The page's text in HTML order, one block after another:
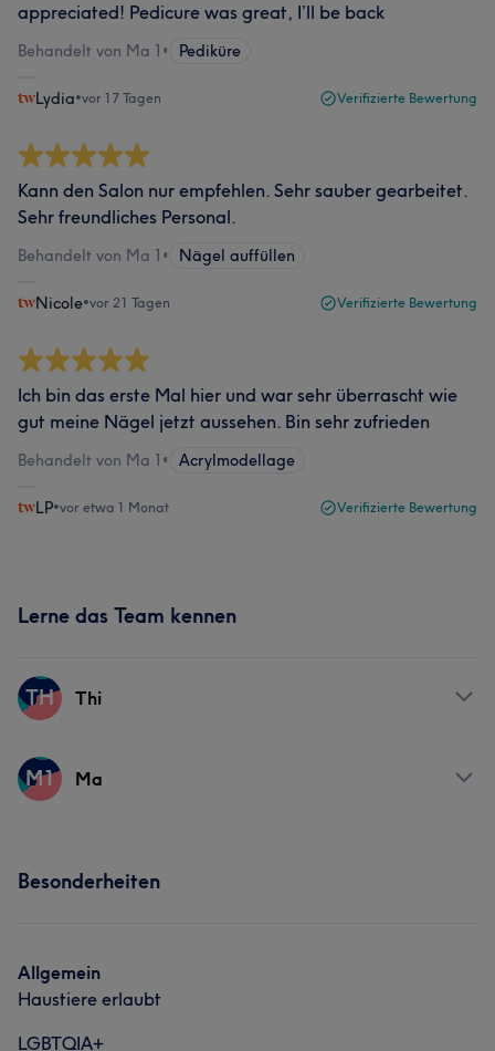
appreciated! Pedicure was great, I’ll be back
Behandelt von Ma 1 • Pediküre
Lydia•vor 17 Tagen Verifizierte Bewertung
Kann den Salon nur empfehlen. Sehr sauber gearbeitet.
Sehr freundliches Personal.
Behandelt von Ma 1 • Nägel auffüllen
Nicole•vor 21 Tagen Verifizierte Bewertung
Ich bin das erste Mal hier und war sehr überrascht wie
gut meine Nägel jetzt aussehen. Bin sehr zufrieden
Behandelt von Ma 1 • Acrylmodellage
LP•vor etwa 1 Monat Verifizierte Bewertung
Lerne das Team kennen
TH Thi
Services
M1 Ma
Besonderheiten
Allgemein
Haustiere erlaubt
LGBTQIA+